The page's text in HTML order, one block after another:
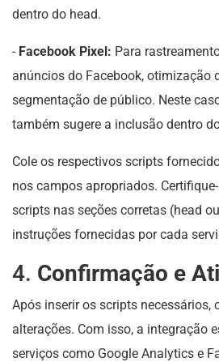
dentro do head.
- Facebook Pixel: Para
anúncios do Facebook, otimização
segmentação de público. Neste
também sugere a inclusão dentro
Cole os respectivos scripts
nos campos apropriados.
scripts nas seções corretas (head
instruções fornecidas por cada
4. Confirmação e
Após inserir os scripts necessários,
alterações. Com isso, a integração
serviços como Google Analytics e